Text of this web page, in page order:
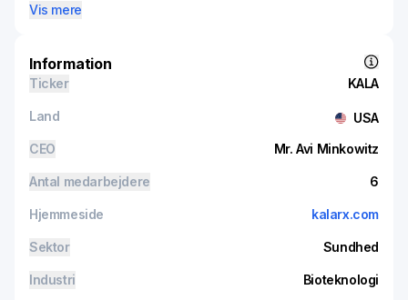
product candidate, KPI-012, is a human MSC-S, which
neurotrophic factors that can potentially correct the
impaired corneal healing that is an underlying etiology of
multiple severe ocular diseases. Its MSC-S platform is for
retinal degenerative diseases, such as Retinitis
Pigmentosa and Stargardt Disease.
Vis mere
Information
Ticker KALA
Land
USA
CEO
Mr. Avi Minkowitz
Antal medarbejdere 6
Hjemmeside kalarx.com
Sektor Sundhed
Industri Bioteknologi